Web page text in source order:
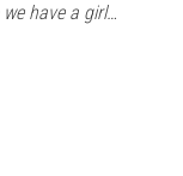
have a girl…